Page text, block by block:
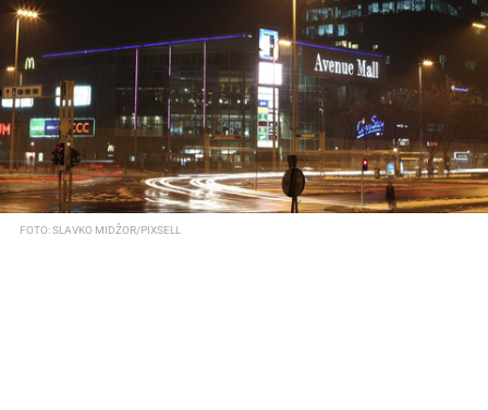
FOTO: SLAVKO MIDŽOR/PIXSELL